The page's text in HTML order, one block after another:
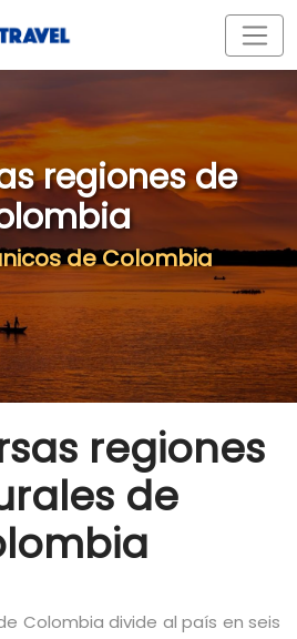
regiones de
de Colombia
regiones
de
Colombia divide al país en seis